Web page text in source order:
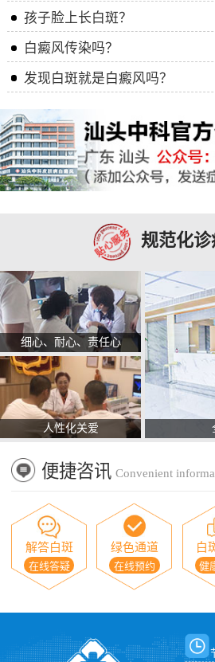
孩子脸上长白斑？
白癜风传染吗？
发现白斑就是白癜风吗？
规范化
细心、耐心、责任心
人性化关爱
便捷咨讯 Convenient
解答白斑
在线答疑
绿色通道
在线预约
白
健